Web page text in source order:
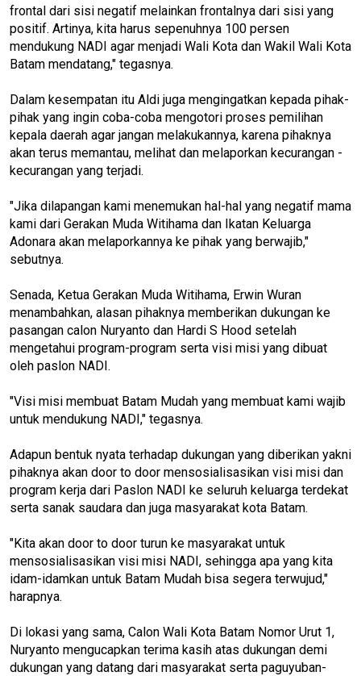
frontal dari sisi negatif melainkan frontalnya dari sisi yang
positif. Artinya, kita harus sepenuhnya 100 persen
mendukung NADI agar menjadi Wali Kota dan Wakil Wali Kota
Batam mendatang," tegasnya.
Dalam kesempatan itu Aldi juga mengingatkan kepada pihak-
pihak yang ingin coba-coba mengotori proses pemilihan
kepala daerah agar jangan melakukannya, karena pihaknya
akan terus memantau, melihat dan melaporkan kecurangan -
kecurangan yang terjadi.
"Jika dilapangan kami menemukan hal-hal yang negatif mama
kami dari Gerakan Muda Witihama dan Ikatan Keluarga
Adonara akan melaporkannya ke pihak yang berwajib,"
sebutnya.
Senada, Ketua Gerakan Muda Witihama, Erwin Wuran
menambahkan, alasan pihaknya memberikan dukungan ke
pasangan calon Nuryanto dan Hardi S Hood setelah
mengetahui program-program serta visi misi yang dibuat
oleh paslon NADI.
"Visi misi membuat Batam Mudah yang membuat kami wajib
untuk mendukung NADI," tegasnya.
Adapun bentuk nyata terhadap dukungan yang diberikan yakni
pihaknya akan door to door mensosialisasikan visi misi dan
program kerja dari Paslon NADI ke seluruh keluarga terdekat
serta sanak saudara dan juga masyarakat kota Batam.
"Kita akan door to door turun ke masyarakat untuk
mensosialisasikan visi misi NADI, sehingga apa yang kita
idam-idamkan untuk Batam Mudah bisa segera terwujud,"
harapnya.
Di lokasi yang sama, Calon Wali Kota Batam Nomor Urut 1,
Nuryanto mengucapkan terima kasih atas dukungan demi
dukungan yang datang dari masyarakat serta paguyuban-